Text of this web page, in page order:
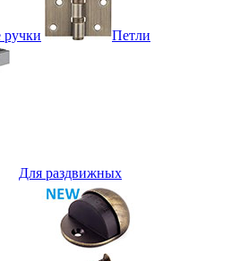
Петли
Для раздвижных